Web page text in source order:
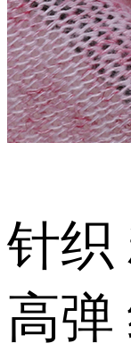
针织
高弹